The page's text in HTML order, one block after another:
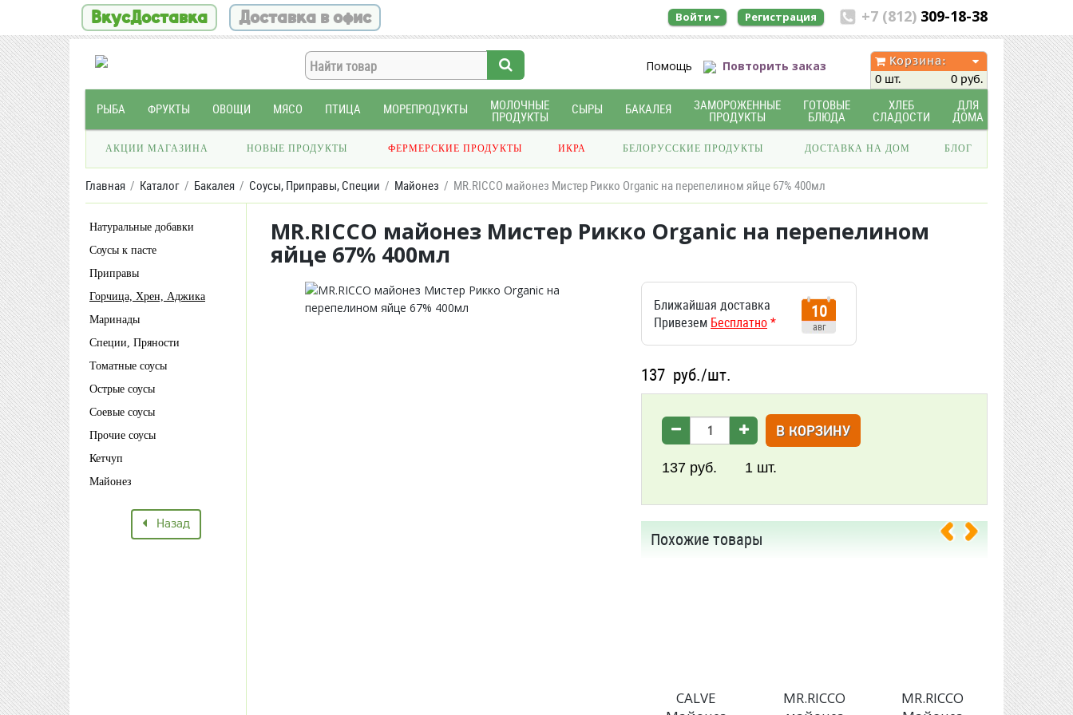
ВкусДоставка Доставка в офис +7 (812) 309-18-38
Войти Регистрация
Помощь Повторить заказ
Корзина:
0 шт.
0 руб.
РЫБА ФРУКТЫ ОВОЩИ МЯСО ПТИЦА МОРЕПРОДУКТЫ МОЛОЧНЫЕ
ПРОДУКТЫ
СЫРЫ БАКАЛЕЯ ЗАМОРОЖЕННЫЕ
ПРОДУКТЫ
ГОТОВЫЕ
БЛЮДА
ХЛЕБ
СЛАДОСТИ
ДЛЯ
ДОМА
АКЦИИ МАГАЗИНА НОВЫЕ ПРОДУКТЫ ФЕРМЕРСКИЕ ПРОДУКТЫ ИКРА БЕЛОРУССКИЕ ПРОДУКТЫ ДОСТАВКА НА ДОМ БЛОГ
Главная Каталог Бакалея Соусы, Приправы, Специи Майонез MR.RICCO майонез Мистер Рикко Organic на перепелином яйце 67% 400мл
Натуральные добавки
Соусы к пасте
Приправы
Горчица, Хрен, Аджика
Маринады
Специи, Пряности
Томатные соусы
Острые соусы
Соевые соусы
Прочие соусы
Кетчуп
Майонез
Назад
MR.RICCO майонез Мистер Рикко Organic на перепелином
яйце 67% 400мл
Ближайшая доставка
Привезем Бесплатно*
10
авг
137 руб./шт.
В КОРЗИНУ
137 руб. 1 шт.
Похожие товары
CALVE
MR.RICCO
MR.RICCO